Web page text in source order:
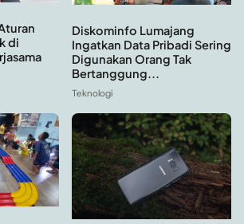
di
Diskominfo Lumajang
Ingatkan Data Pribadi Sering
Digunakan Orang Tak
Bertanggung...
Teknologi